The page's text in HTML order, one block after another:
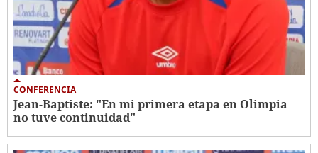
CONFERENCIA
Jean-Baptiste: "En mi primera etapa en Olimpia
no tuve continuidad"